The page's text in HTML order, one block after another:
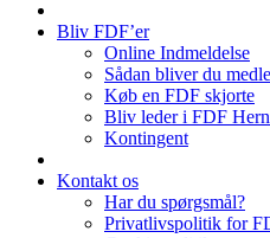
Bliv FDF’er
Online Indmeldelse
Sådan bliver du
Køb en FDF skjorte
Bliv leder i FDF
Kontingent
Kontakt os
Har du spørgsmål?
Privatlivspolitik for